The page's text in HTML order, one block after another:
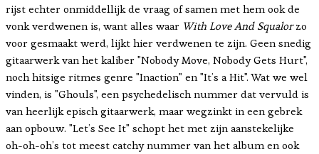
rijst echter onmiddellijk de vraag of samen met hem ook de
vonk verdwenen is, want alles waar With Love And Squalorzo
voor gesmaakt werd, lijkt hier verdwenen te zijn. Geen snedig
gitaarwerk van het kaliber "Nobody Move, Nobody Gets Hurt",
noch hitsige ritmes genre "Inaction" en "It’s a Hit". Wat we wel
vinden, is "Ghouls", een psychedelisch nummer dat vervuld is
van heerlijk episch gitaarwerk, maar wegzinkt in een gebrek
aan opbouw. "Let’s See It" schopt het met zijn aanstekelijke
oh-oh-oh’s tot meest catchy nummer van het album en ook